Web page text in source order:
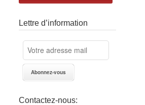
Lettre d’information
Contactez-nous: